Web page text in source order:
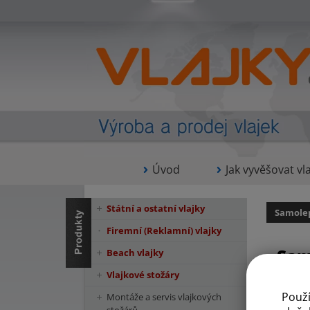
Úvod Jak vyvěšovat
Státní a ostatní vlajky
Firemní (Reklamní) vlajky
Beach vlajky
Vlajkové stožáry
Montáže a servis vlajkových